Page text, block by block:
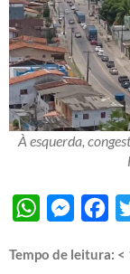
À esquerda,
WhatsApp
Tempo de leitura: <